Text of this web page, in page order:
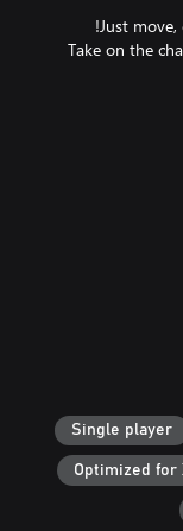
- Take on the
Single player
Optimized for